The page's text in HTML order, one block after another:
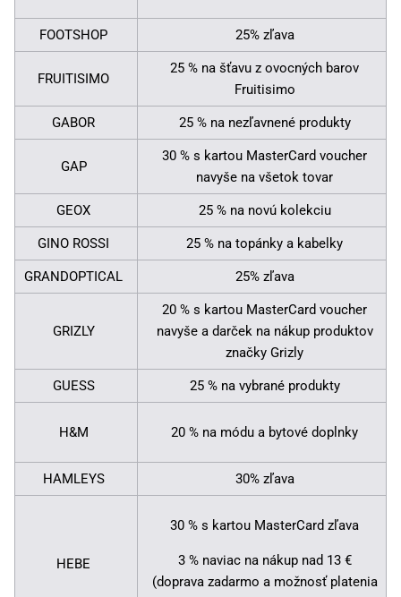
FOOTSHOP 25% zľava
FRUITISIMO
25 % na šťavu z ovocných barov
Fruitisimo
GABOR 25 % na nezľavnené produkty
GAP
30 % s kartou MasterCard voucher
navyše na všetok tovar
GEOX 25 % na novú kolekciu
GINO ROSSI 25 % na topánky a kabelky
GRANDOPTICAL 25% zľava
GRIZLY
20 % s kartou MasterCard voucher
navyše a darček na nákup produktov
značky Grizly
GUESS 25 % na vybrané produkty
H&M 20 % na módu a bytové doplnky
HAMLEYS 30% zľava
HEBE
30 % s kartou MasterCard zľava
3 % naviac na nákup nad 13 €
(doprava zadarmo a možnosť platenia